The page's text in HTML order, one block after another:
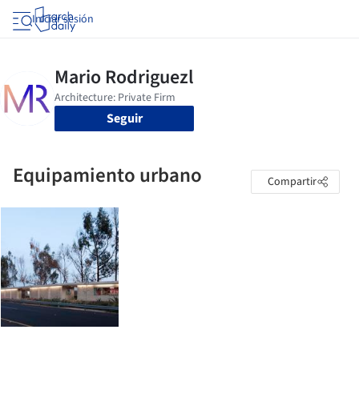
Iniciar sesión
Seguir
Equipamiento urbano Compartir